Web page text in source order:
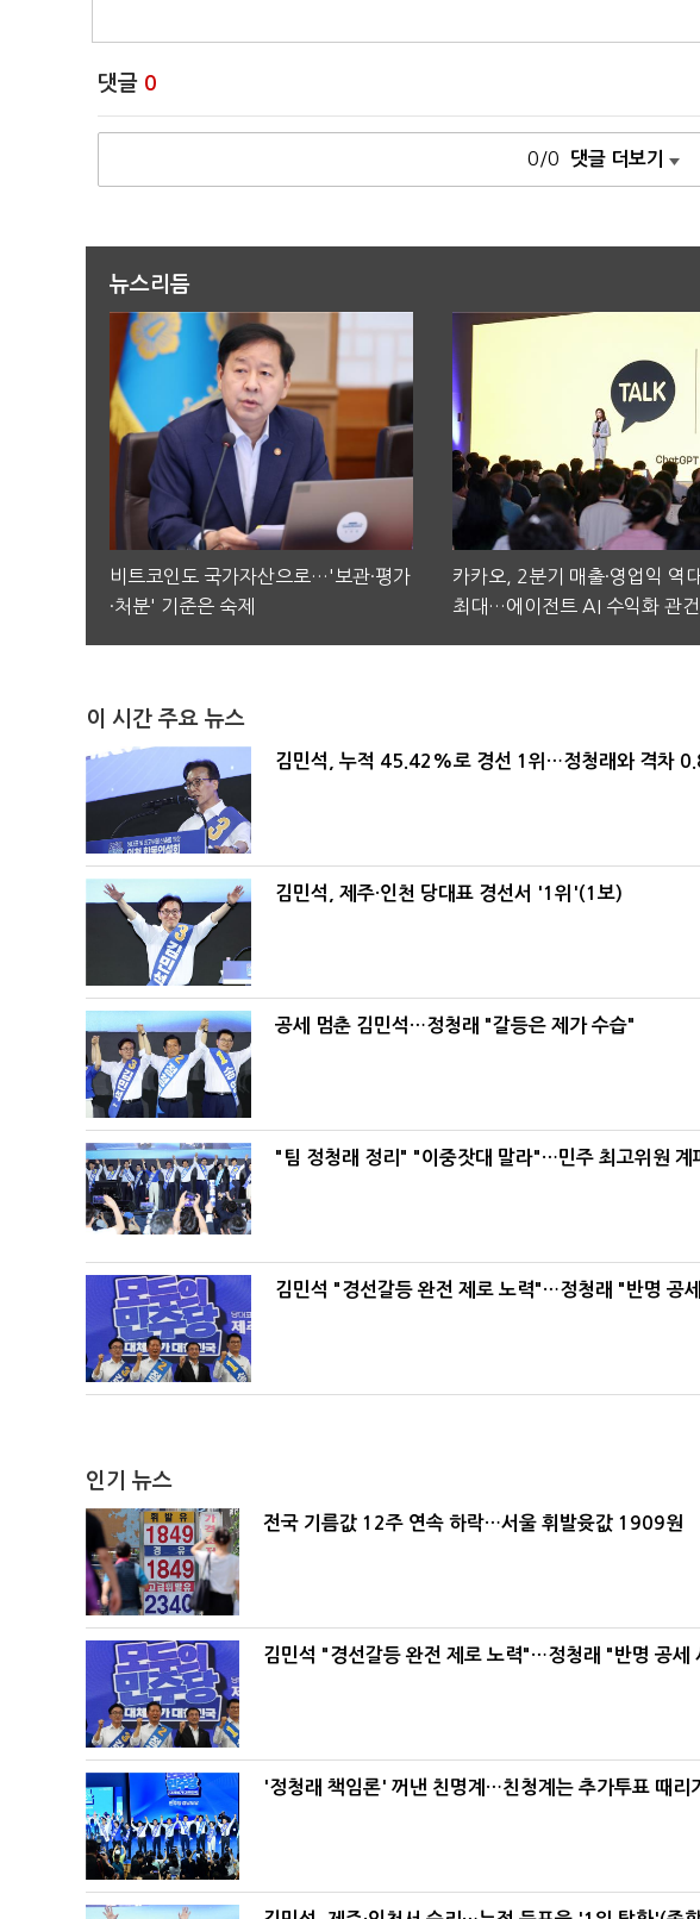
댓글 0
0/0 댓글 더보기
뉴스리듬
비트코인도 국가자산으로…'보관·평가
·처분' 기준은 숙제
카카오, 2분기 매출·영업익 역대
최대…에이전트 AI 수익화 관건
이 시간 주요 뉴스
김민석, 누적 45.42%로 경선 1위…정청래와 격차
김민석, 제주·인천 당대표 경선서 '1위'(1보)
공세 멈춘 김민석…정청래 "갈등은 제가 수습"
"팀 정청래 정리" "이중잣대 말라"…민주 최고위원 계
김민석 "경선갈등 완전 제로 노력"…정청래 "반명 공
인기 뉴스
전국 기름값 12주 연속 하락…서울 휘발윳값 1909원
김민석 "경선갈등 완전 제로 노력"…정청래 "반명 공세
'정청래 책임론' 꺼낸 친명계…친청계는 추가투표 때리기